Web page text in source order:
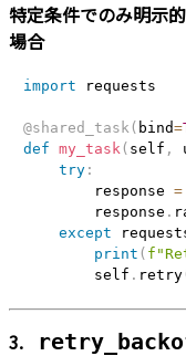
特定条件でのみ明示
場合
import requests
@shared_task ( bind=
def my_task ( self ,
try:
        response
=
        response
.
except
print (
        self
. retry
3.